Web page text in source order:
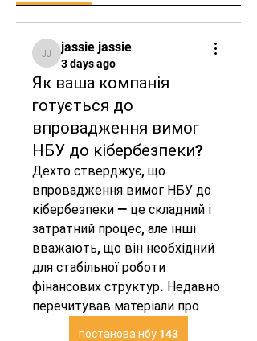
jassie jassie
jassie jassie
3 days ago
Як ваша компанія
готується до
впровадження вимог
НБУ до кібербезпеки?
Дехто стверджує, що
впровадження вимог НБУ до
кібербезпеки — це складний і
затратний процес, але інші
вважають, що він необхідний
для стабільної роботи
фінансових структур. Недавно
перечитував матеріали про
постанова нбу 143